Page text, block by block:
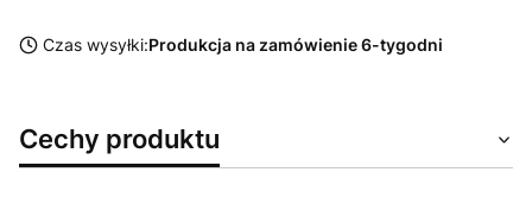
Czas wysyłki:Produkcja na zamówienie 6-tygodni
Cechy produktu